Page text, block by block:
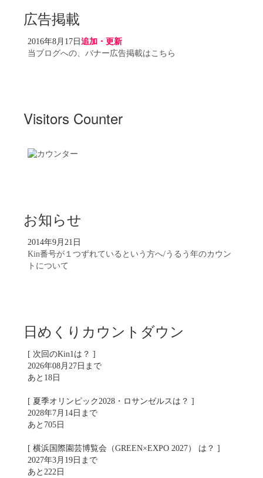
広告掲載
2016年8月17日 追加・更新
当ブログへの、バナー広告掲載はこちら
Visitors Counter
お知らせ
2014年9月21日
Kin番号が１つずれているという方へ/うるう年のカウン
トについて
日めくりカウントダウン
[ 次回のKin1は？ ]
2026年08月27日まで
あと18日
[ 夏季オリンピック2028・ロサンゼルスは？ ]
2028年7月14日まで
あと705日
[ 横浜国際園芸博覧会（GREEN×EXPO 2027） は？ ]
2027年3月19日まで
あと222日